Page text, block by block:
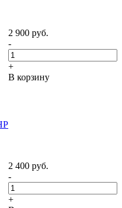
2 900 руб.
-
+
В корзину
2 400 руб.
-
+